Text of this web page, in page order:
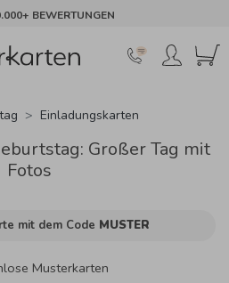
BEWERTUNGEN
Einladungskarten
Großer Tag mit
Fotos
mit dem Code MUSTER
Musterkarten